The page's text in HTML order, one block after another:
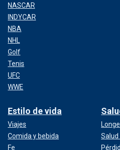
NASCAR
INDYCAR
NBA
NHL
Golf
Tenis
UFC
WWE
Estilo de vida
Viajes
Comida y bebida
Fe
Salud